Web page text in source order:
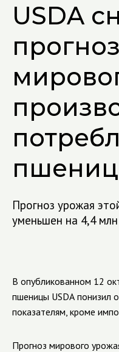
USDA
Прогноз урожая
уменьшен на 4,4
В опубликованном 12
пшеницы USDA понизил
показателям, кроме
Прогноз мирового